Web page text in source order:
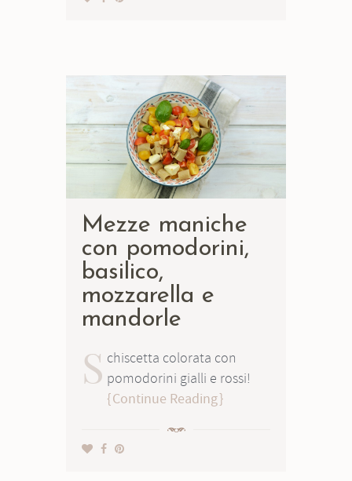
Mezze maniche
con pomodorini,
basilico,
mozzarella e
mandorle
S chiscetta colorata con
pomodorini gialli e rossi!
Continue Reading